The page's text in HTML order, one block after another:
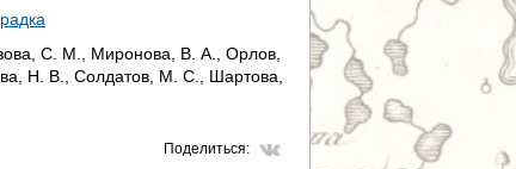
С. М., Миронова, В. А., Орлов,
Н. В., Солдатов, М. С., Шартова,
Поделиться: